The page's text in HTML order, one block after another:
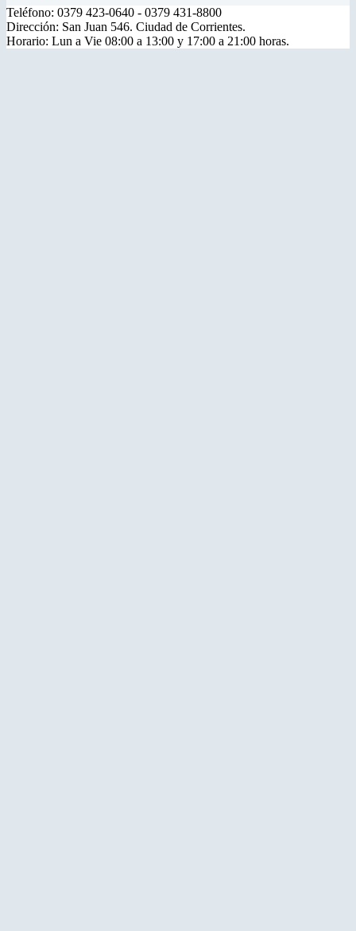
Teléfono: 0379 423-0640 - 0379 431-8800
Dirección: San Juan 546. Ciudad de Corrientes.
Horario: Lun a Vie 08:00 a 13:00 y 17:00 a 21:00 horas.